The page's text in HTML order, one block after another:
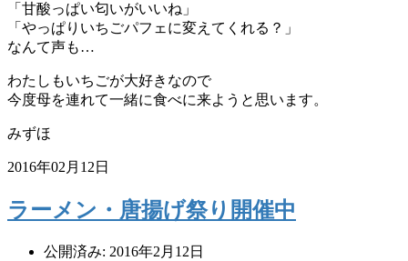
「甘酸っぱい匂いがいいね」
「やっぱりいちごパフェに変えてくれる？」
なんて声も…
わたしもいちごが大好きなので
今度母を連れて一緒に食べに来ようと思います。
みずほ
2016年02月12日
ラーメン・唐揚げ祭り開催中
公開済み: 2016年2月12日